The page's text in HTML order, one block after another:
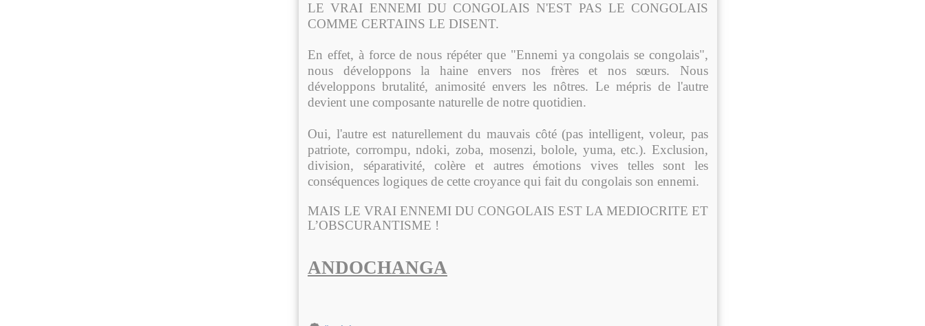
LE VRAI ENNEMI DU CONGOLAIS N'EST PAS LE CONGOLAIS
COMME CERTAINS LE DISENT.
En effet, à force de nous répéter que "Ennemi ya congolais se congolais",
nous développons la haine envers nos frères et nos sœurs. Nous
développons brutalité, animosité envers les nôtres. Le mépris de l'autre
devient une composante naturelle de notre quotidien.
Oui, l'autre est naturellement du mauvais côté (pas intelligent, voleur, pas
patriote, corrompu, ndoki, zoba, mosenzi, bolole, yuma, etc.). Exclusion,
division, séparativité, colère et autres émotions vives telles sont les
conséquences logiques de cette croyance qui fait du congolais son ennemi.
MAIS LE VRAI ENNEMI DU CONGOLAIS EST LA MEDIOCRITE ET
L’OBSCURANTISME !
ANDOCHANGA